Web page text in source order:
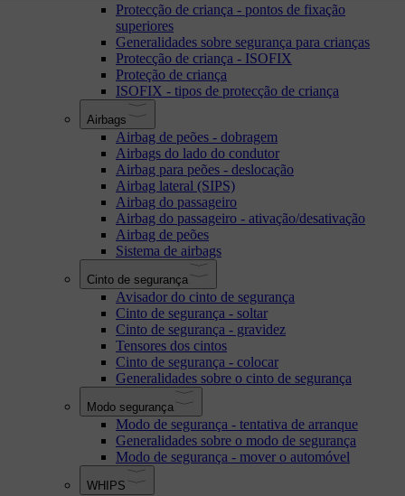
Protecção de criança - pontos de fixação
superiores
Generalidades sobre segurança para crianças
Protecção de criança - ISOFIX
Proteção de criança
ISOFIX - tipos de protecção de criança
Airbags
Airbag de peões - dobragem
Airbags do lado do condutor
Airbag para peões - deslocação
Airbag lateral (SIPS)
Airbag do passageiro
Airbag do passageiro - ativação/desativação
Airbag de peões
Sistema de airbags
Cinto de segurança
Avisador do cinto de segurança
Cinto de segurança - soltar
Cinto de segurança - gravidez
Tensores dos cintos
Cinto de segurança - colocar
Generalidades sobre o cinto de segurança
Modo segurança
Modo de segurança - tentativa de arranque
Generalidades sobre o modo de segurança
Modo de segurança - mover o automóvel
WHIPS